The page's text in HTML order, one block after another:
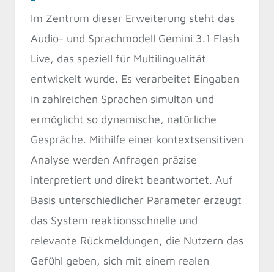
Im Zentrum dieser Erweiterung steht das
Audio- und Sprachmodell Gemini 3.1 Flash
Live, das speziell für Multilingualität
entwickelt wurde. Es verarbeitet Eingaben
in zahlreichen Sprachen simultan und
ermöglicht so dynamische, natürliche
Gespräche. Mithilfe einer kontextsensitiven
Analyse werden Anfragen präzise
interpretiert und direkt beantwortet. Auf
Basis unterschiedlicher Parameter erzeugt
das System reaktionsschnelle und
relevante Rückmeldungen, die Nutzern das
Gefühl geben, sich mit einem realen